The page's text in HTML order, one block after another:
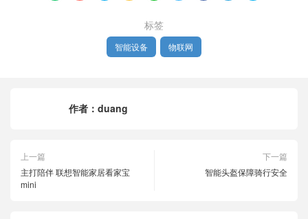
标签
智能设备 物联网
作者： duang
上一篇
主打陪伴 联想智能家居看家宝
mini
下一篇
智能头盔保障骑行安全